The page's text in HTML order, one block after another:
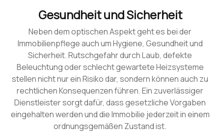
Gesundheit und Sicherheit
Neben dem optischen Aspekt geht es bei der
Immobilienpflege auch um Hygiene, Gesundheit und
Sicherheit. Rutschgefahr durch Laub, defekte
Beleuchtung oder schlecht gewartete Heizsysteme
stellen nicht nur ein Risiko dar, sondern können auch zu
rechtlichen Konsequenzen führen. Ein zuverlässiger
Dienstleister sorgt dafür, dass gesetzliche Vorgaben
eingehalten werden und die Immobilie jederzeit in einem
ordnungsgemäßen Zustand ist.